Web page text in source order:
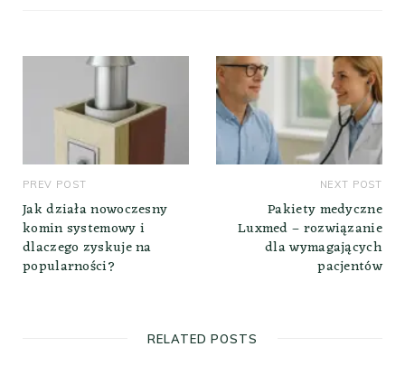
PREV POST
Jak działa nowoczesny
komin systemowy i
dlaczego zyskuje na
popularności?
NEXT POST
Pakiety medyczne
Luxmed – rozwiązanie
dla wymagających
pacjentów
RELATED POSTS